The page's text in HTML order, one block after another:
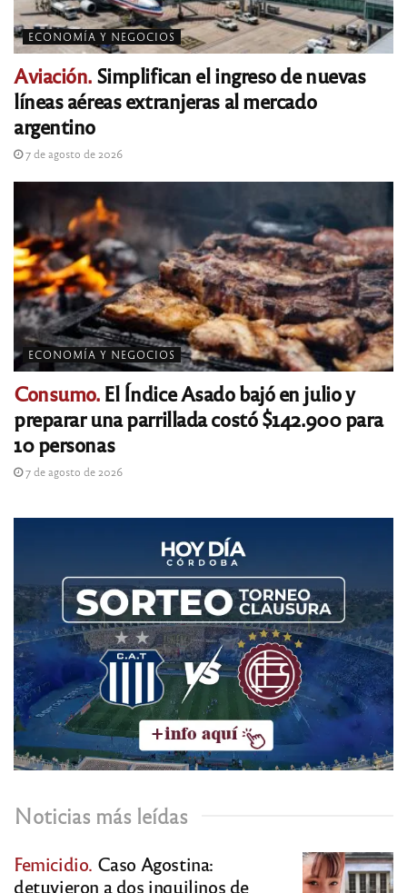
ECONOMÍA Y NEGOCIOS
Aviación. Simplifican el ingreso de nuevas
líneas aéreas extranjeras al mercado
argentino
7 de agosto de 2026
ECONOMÍA Y NEGOCIOS
Consumo.El Índice Asado bajó en julio y
preparar una parrillada costó $142.900 para
10 personas
7 de agosto de 2026
Noticias más leídas
Femicidio. Caso Agostina:
detuvieron a dos inquilinos de